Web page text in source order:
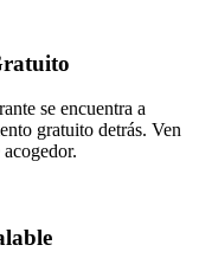
se encuentra a
gratuito detrás. Ven